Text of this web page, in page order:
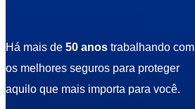
Há mais de 50 anos trabalhando com
os melhores seguros para proteger
aquilo que mais importa para você.